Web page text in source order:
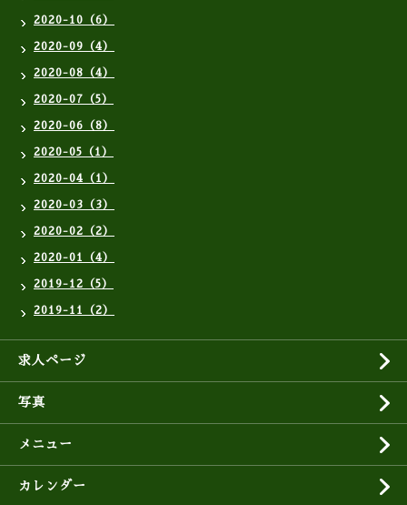
2020-10（6）
2020-09（4）
2020-08（4）
2020-07（5）
2020-06（8）
2020-05（1）
2020-04（1）
2020-03（3）
2020-02（2）
2020-01（4）
2019-12（5）
2019-11（2）
求人ページ
写真
メニュー
カレンダー